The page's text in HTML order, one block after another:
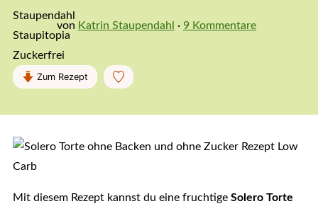
von Katrin Staupendahl · 9 Kommentare
Zum Rezept
Mit diesem Rezept kannst du eine fruchtige Solero Torte